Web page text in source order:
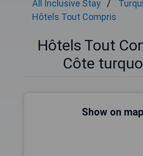
All Inclusive Stay
Hôtels Tout Compris
Hôtels Tout
Côte
Show on map